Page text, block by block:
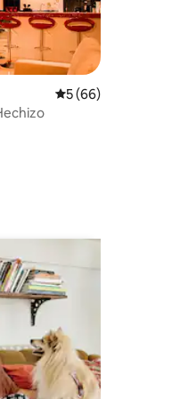
: 4,93 sur 5
Évaluation
5 (66)